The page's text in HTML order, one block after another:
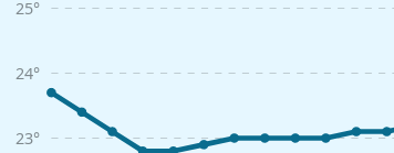
23°
24°
25°